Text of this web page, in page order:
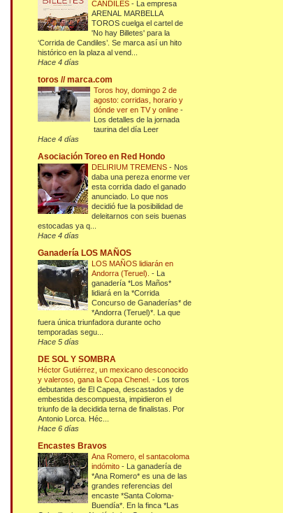
CANDILES- La empresa
ARENAL MARBELLA
TOROS cuelga el cartel de
'No hay Billetes' para la
‘Corrida de Candiles’. Se marca así un hito
histórico en la plaza al vend...
Hace 4 días
toros // marca.com
Toros hoy, domingo 2 de
agosto: corridas, horario y
dónde ver en TV y online-
Los detalles de la jornada
taurina del día Leer
Hace 4 días
Asociación Toreo en Red Hondo
DELIRIUM TREMENS- Nos
daba una pereza enorme ver
esta corrida dado el ganado
anunciado. Lo que nos
decidió fue la posibilidad de
deleitarnos con seis buenas
estocadas ya q...
Hace 4 días
Ganadería LOS MAÑOS
LOS MAÑOS lidiarán en
Andorra (Teruel).- La
ganadería *Los Maños*
lidiará en la *Corrida
Concurso de Ganaderías* de
*Andorra (Teruel)*. La que
fuera única triunfadora durante ocho
temporadas segu...
Hace 5 días
DE SOL Y SOMBRA
Héctor Gutiérrez, un mexicano desconocido
y valeroso, gana la Copa Chenel.- Los toros
debutantes de El Capea, descastados y de
embestida descompuesta, impidieron el
triunfo de la decidida terna de finalistas. Por
Antonio Lorca. Héc...
Hace 6 días
Encastes Bravos
Ana Romero, el santacoloma
indómito- La ganadería de
*Ana Romero* es una de las
grandes referencias del
encaste *Santa Coloma-
Buendía*. En la finca *Las